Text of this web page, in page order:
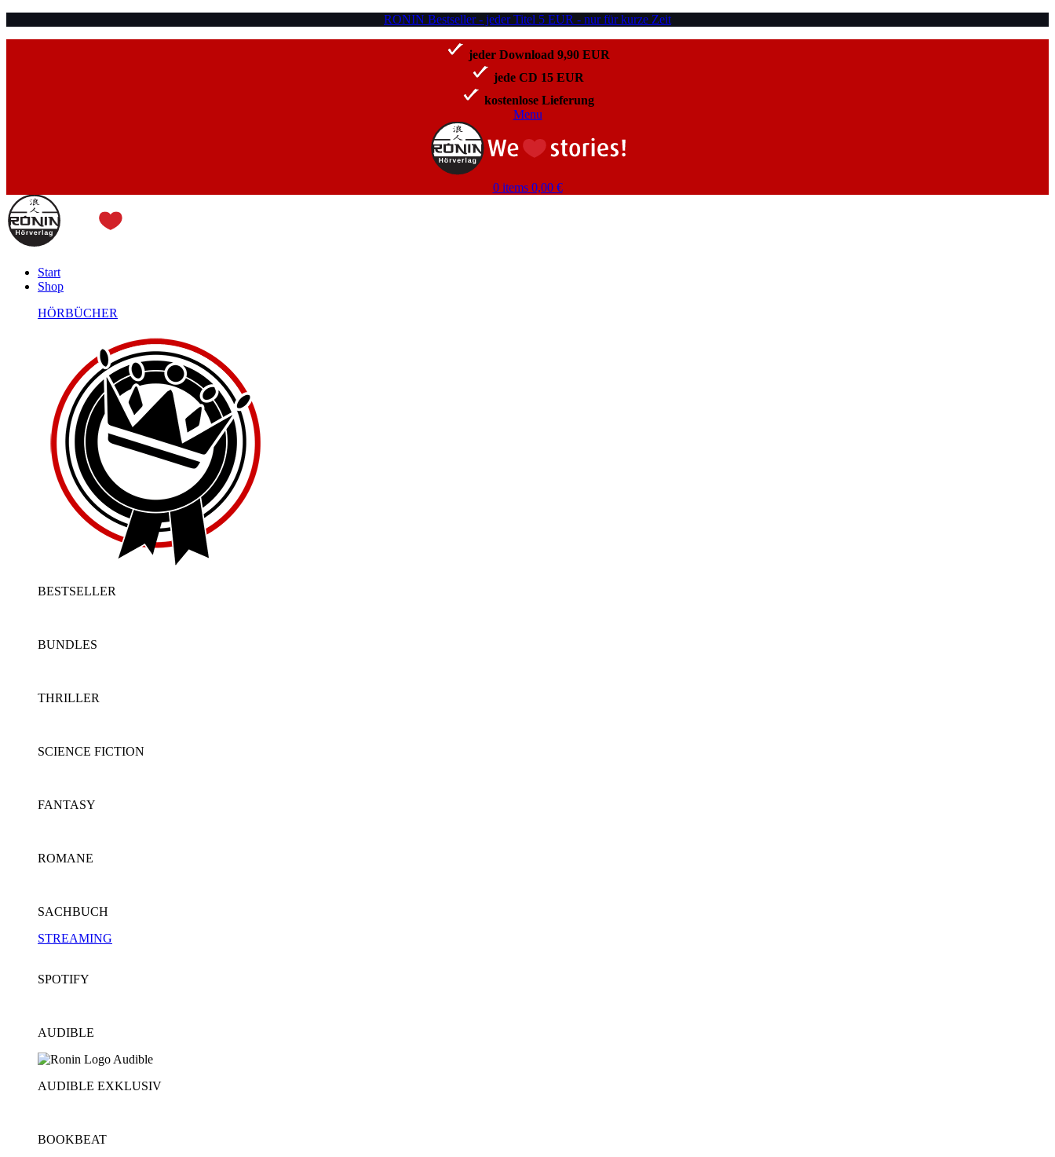
RONIN Bestseller - jeder Titel 5 EUR - nur für kurze Zeit
jeder Download 9,90 EUR
jede CD 15 EUR
kostenlose Lieferung
Menu
0 items 0,00 €
Start
Shop
HÖRBÜCHER
BESTSELLER
BUNDLES
THRILLER
SCIENCE FICTION
FANTASY
ROMANE
SACHBUCH
STREAMING
SPOTIFY
AUDIBLE
AUDIBLE EXKLUSIV
BOOKBEAT